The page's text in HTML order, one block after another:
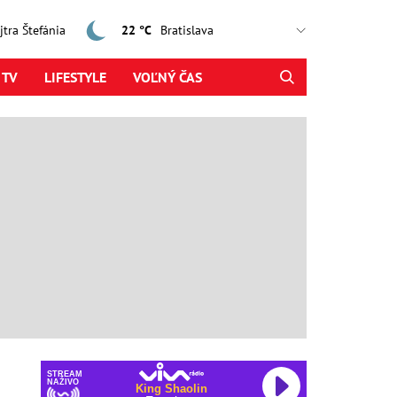
Štefánia 22 °C
LIFESTYLE VOĽNÝ ČAS
STREAM
NAŽIVO
King Shaolin